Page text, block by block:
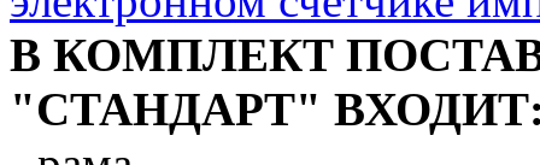
В КОМПЛЕКТ
"СТАНДАРТ"